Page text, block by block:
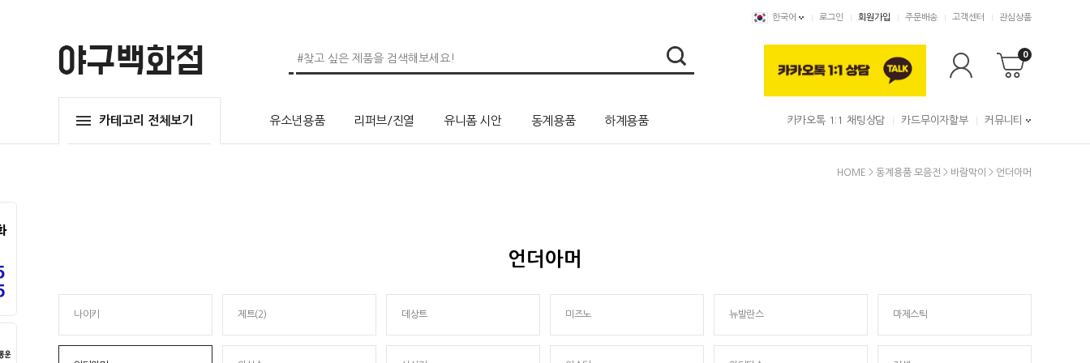
한국어 로그인 회원가입 주문배송 고객센터 관심상품
0
카테고리 전체보기 유소년용품 리퍼브/진열 유니폼 시안 동계용품 하계용품 카카오톡 1:1 채팅상담 카드무이자할부 커뮤니티
HOME > 동계용품 모음전 > 바람막이 > 언더아머
언더아머
나이키 제트(2) 데상트 미즈노 뉴발란스 마제스틱